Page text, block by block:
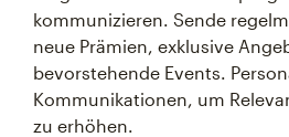
kommunizieren. Sende
neue Prämien, exklusive
bevorstehende Events.
Kommunikationen, um
zu erhöhen.